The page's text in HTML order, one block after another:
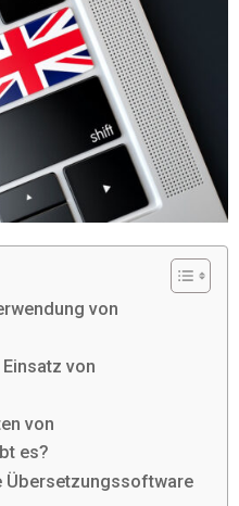
von
von
von
es?
Übersetzungssoftware